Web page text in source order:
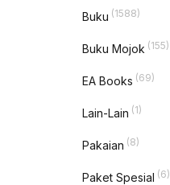
Buku (1588)
Buku Mojok (155)
EA Books (69)
Lain-Lain (1)
Pakaian (8)
Paket Spesial (6)